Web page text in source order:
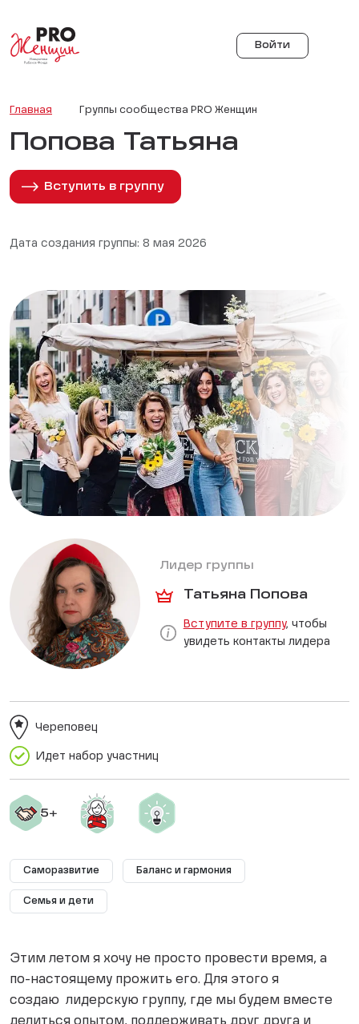
Войти
Главная Группы сообщества PRO Женщин
Попова Татьяна
Вступить в группу
Дата создания группы: 8 мая 2026
Лидер группы
Татьяна Попова
Вступите в группу, чтобы
увидеть контакты лидера
Идет набор участниц
Череповец
Саморазвитие Баланс и гармония
Семья и дети
Этим летом я хочу не просто провести время, а
по-настоящему прожить его. Для этого я
создаю лидерскую группу, где мы будем вместе